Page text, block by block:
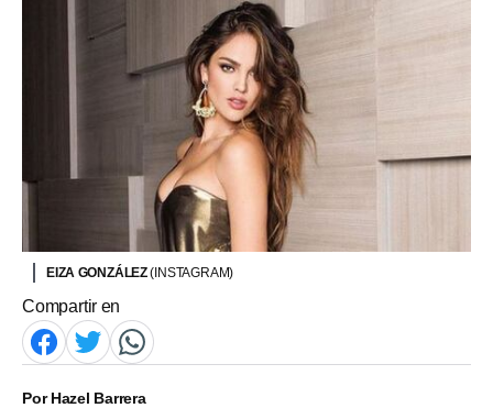
EIZA GONZÁLEZ(INSTAGRAM)
Compartir en
PorHazel Barrera